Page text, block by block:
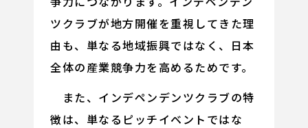
ツクラブが地方開催を重視してきた理
由も、単なる地域振興ではなく、日本
全体の産業競争力を高めるためです。
また、インデペンデンツクラブの特
徴は、単なるピッチイベントではな